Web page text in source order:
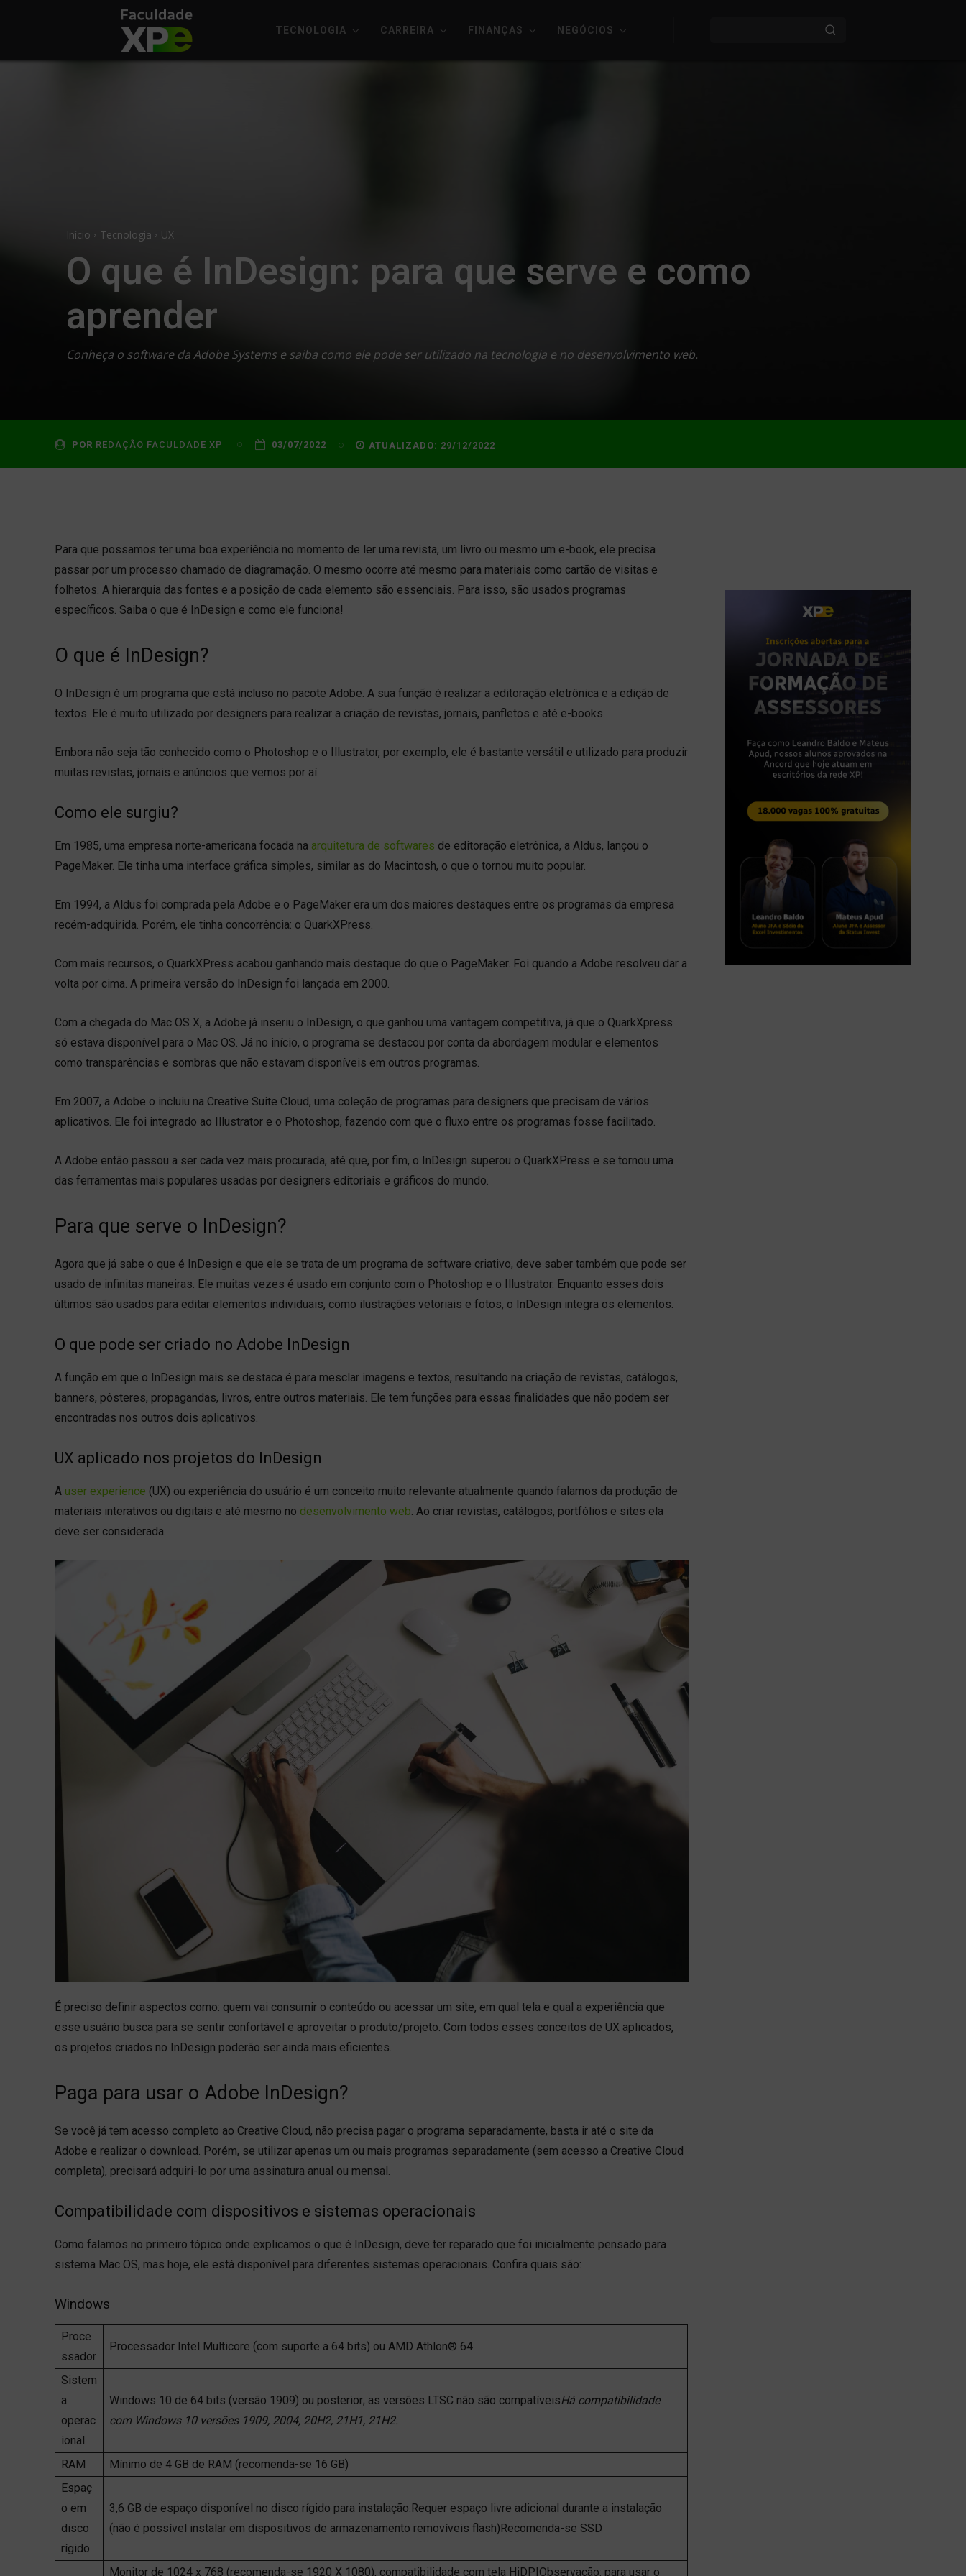
TECNOLOGIA CARREIRA FINANÇAS NEGÓCIOS
Início Tecnologia UX
O que é InDesign: para que serve e como
aprender
Conheça o software da Adobe Systems e saiba como ele pode ser utilizado na tecnologia e no desenvolvimento web.
POR REDAÇÃO FACULDADE XP 03/07/2022 ATUALIZADO: 29/12/2022
Para que possamos ter uma boa experiência no momento de ler uma revista, um livro ou mesmo um e-book, ele precisa
passar por um processo chamado de diagramação. O mesmo ocorre até mesmo para materiais como cartão de visitas e
folhetos. A hierarquia das fontes e a posição de cada elemento são essenciais. Para isso, são usados programas
específicos. Saiba o que é InDesign e como ele funciona!
O que é InDesign?
O InDesign é um programa que está incluso no pacote Adobe. A sua função é realizar a editoração eletrônica e a edição de
textos. Ele é muito utilizado por designers para realizar a criação de revistas, jornais, panfletos e até e-books.
Embora não seja tão conhecido como o Photoshop e o Illustrator, por exemplo, ele é bastante versátil e utilizado para produzir
muitas revistas, jornais e anúncios que vemos por aí.
Como ele surgiu?
Em 1985, uma empresa norte-americana focada na arquitetura de softwares de editoração eletrônica, a Aldus, lançou o
PageMaker. Ele tinha uma interface gráfica simples, similar as do Macintosh, o que o tornou muito popular.
Em 1994, a Aldus foi comprada pela Adobe e o PageMaker era um dos maiores destaques entre os programas da empresa
recém-adquirida. Porém, ele tinha concorrência: o QuarkXPress.
Com mais recursos, o QuarkXPress acabou ganhando mais destaque do que o PageMaker. Foi quando a Adobe resolveu dar a
volta por cima. A primeira versão do InDesign foi lançada em 2000.
Com a chegada do Mac OS X, a Adobe já inseriu o InDesign, o que ganhou uma vantagem competitiva, já que o QuarkXpress
só estava disponível para o Mac OS. Já no início, o programa se destacou por conta da abordagem modular e elementos
como transparências e sombras que não estavam disponíveis em outros programas.
Em 2007, a Adobe o incluiu na Creative Suite Cloud, uma coleção de programas para designers que precisam de vários
aplicativos. Ele foi integrado ao Illustrator e o Photoshop, fazendo com que o fluxo entre os programas fosse facilitado.
A Adobe então passou a ser cada vez mais procurada, até que, por fim, o InDesign superou o QuarkXPress e se tornou uma
das ferramentas mais populares usadas por designers editoriais e gráficos do mundo.
Para que serve o InDesign?
Agora que já sabe o que é InDesign e que ele se trata de um programa de software criativo, deve saber também que pode ser
usado de infinitas maneiras. Ele muitas vezes é usado em conjunto com o Photoshop e o Illustrator. Enquanto esses dois
últimos são usados para editar elementos individuais, como ilustrações vetoriais e fotos, o InDesign integra os elementos.
O que pode ser criado no Adobe InDesign
A função em que o InDesign mais se destaca é para mesclar imagens e textos, resultando na criação de revistas, catálogos,
banners, pôsteres, propagandas, livros, entre outros materiais. Ele tem funções para essas finalidades que não podem ser
encontradas nos outros dois aplicativos.
UX aplicado nos projetos do InDesign
A user experience (UX) ou experiência do usuário é um conceito muito relevante atualmente quando falamos da produção de
materiais interativos ou digitais e até mesmo no desenvolvimento web . Ao criar revistas, catálogos, portfólios e sites ela
deve ser considerada.
É preciso definir aspectos como: quem vai consumir o conteúdo ou acessar um site, em qual tela e qual a experiência que
esse usuário busca para se sentir confortável e aproveitar o produto/projeto. Com todos esses conceitos de UX aplicados,
os projetos criados no InDesign poderão ser ainda mais eficientes.
Paga para usar o Adobe InDesign?
Se você já tem acesso completo ao Creative Cloud, não precisa pagar o programa separadamente, basta ir até o site da
Adobe e realizar o download. Porém, se utilizar apenas um ou mais programas separadamente (sem acesso a Creative Cloud
completa), precisará adquiri-lo por uma assinatura anual ou mensal.
Compatibilidade com dispositivos e sistemas operacionais
Como falamos no primeiro tópico onde explicamos o que é InDesign, deve ter reparado que foi inicialmente pensado para
sistema Mac OS, mas hoje, ele está disponível para diferentes sistemas operacionais. Confira quais são:
Windows
Proce
ssador
Processador Intel Multicore (com suporte a 64 bits) ou AMD Athlon® 64
Sistem
a
operac
ional
Windows 10 de 64 bits (versão 1909) ou posterior; as versões LTSC não são compatíveisHá compatibilidade
com Windows 10 versões 1909, 2004, 20H2, 21H1, 21H2.
RAM
Mínimo de 4 GB de RAM (recomenda-se 16 GB)
Espaç
o em
disco
rígido
3,6 GB de espaço disponível no disco rígido para instalação.Requer espaço livre adicional durante a instalação
(não é possível instalar em dispositivos de armazenamento removíveis flash)Recomenda-se SSD
Monitor de 1024 x 768 (recomenda-se 1920 X 1080), compatibilidade com tela HiDPIObservação: para usar o